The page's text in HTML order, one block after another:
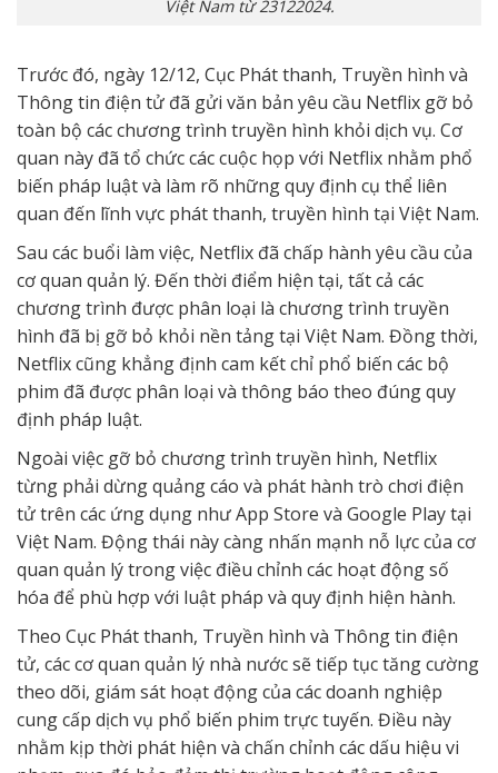
Việt Nam từ 23122024.
Trước đó, ngày 12/12, Cục Phát thanh, Truyền hình và
Thông tin điện tử đã gửi văn bản yêu cầu Netflix gỡ bỏ
toàn bộ các chương trình truyền hình khỏi dịch vụ. Cơ
quan này đã tổ chức các cuộc họp với Netflix nhằm phổ
biến pháp luật và làm rõ những quy định cụ thể liên
quan đến lĩnh vực phát thanh, truyền hình tại Việt Nam.
Sau các buổi làm việc, Netflix đã chấp hành yêu cầu của
cơ quan quản lý. Đến thời điểm hiện tại, tất cả các
chương trình được phân loại là chương trình truyền
hình đã bị gỡ bỏ khỏi nền tảng tại Việt Nam. Đồng thời,
Netflix cũng khẳng định cam kết chỉ phổ biến các bộ
phim đã được phân loại và thông báo theo đúng quy
định pháp luật.
Ngoài việc gỡ bỏ chương trình truyền hình, Netflix
từng phải dừng quảng cáo và phát hành trò chơi điện
tử trên các ứng dụng như App Store và Google Play tại
Việt Nam. Động thái này càng nhấn mạnh nỗ lực của cơ
quan quản lý trong việc điều chỉnh các hoạt động số
hóa để phù hợp với luật pháp và quy định hiện hành.
Theo Cục Phát thanh, Truyền hình và Thông tin điện
tử, các cơ quan quản lý nhà nước sẽ tiếp tục tăng cường
theo dõi, giám sát hoạt động của các doanh nghiệp
cung cấp dịch vụ phổ biến phim trực tuyến. Điều này
nhằm kịp thời phát hiện và chấn chỉnh các dấu hiệu vi